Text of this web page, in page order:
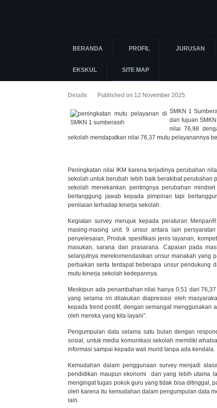
BERANDA PROFIL JURUSAN
EKSKUL SITE MAP
Details Published on 12 November 2025
SMKN 1
dari tujuan
nilai 76,98
sekolah mendapatkan nilai 76,37 mutu pelayanannya
Peningkatan nilai IKM karena terjadinya perubahan
sekolah untuk berubah lebih baik berakibat
sekolah menekankan pentingnya perubahan
bertanggung jawab kepada pimpinan tapi
penilaian terhadap kinerja sekolah.
Kegiatan survey merujuk kepada peraturan
masing-masing unit. 9 unsur antara lain
penyelesaian, Produk spesifikasi jenis layanan,
masukan, sarana dan prasarana. Capaian pada
selanjutnya merekomendasikan unsur manakah yang
perbaikan serta terdapat beberapa unsur pendukung
mutu kinerja sekolah kedepannya.
Meskipun ada penambahan nilai hanya 0,51 dari
yang selama ini dilakukan diapresiasi oleh
kepada trend positif, dengan semangat menggunakan
oleh mereka yang kita layani”.
Pengumpulan data selama satu bulan dengan
sosial, untuk media komunikasi sekolah memiliki
informasi sampai kepada wali murid tanpa ada kendala.
Kemudahan dalam penggunaan survey menjadi
pendidikan maupun ekonomi dan yang lebih utama
mengingat tugas pokok guru yang tidak bisa ditinggal,
oleh karena itu kemudahan dalam pengumpulan data
lain.